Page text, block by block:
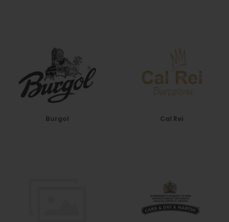
Burgol Cal Rei